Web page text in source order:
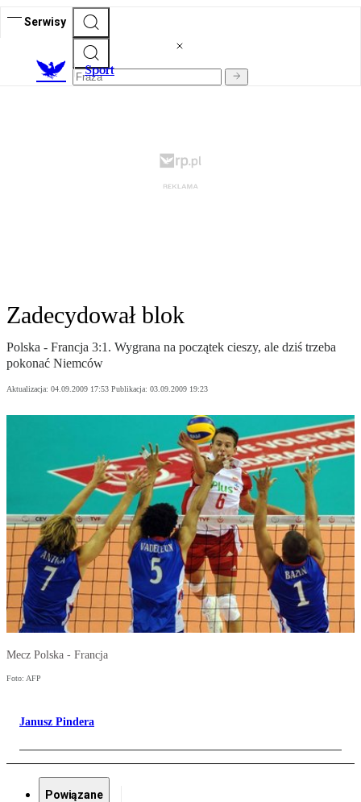
Serwisy
Sport
Zadecydował blok
Polska - Francja 3:1. Wygrana na początek cieszy, ale dziś trzeba
pokonać Niemców
Aktualizacja: 04.09.2009 17:53 Publikacja: 03.09.2009 19:23
Mecz Polska - Francja
Foto: AFP
Janusz Pindera
Powiązane